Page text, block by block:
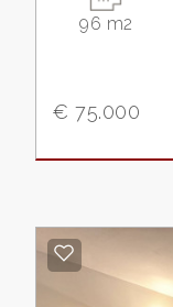
96 m2
€ 75.000